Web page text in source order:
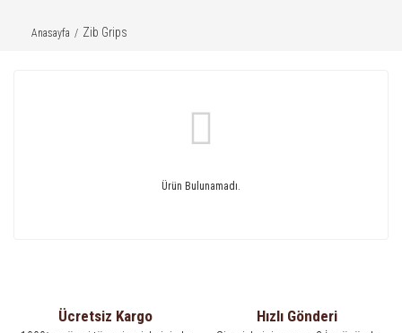
Anasayfa Zib Grips
Ürün Bulunamadı.
Ücretsiz Kargo Hızlı Gönderi